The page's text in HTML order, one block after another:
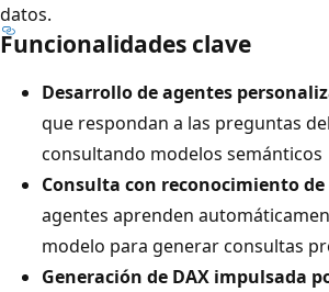
datos.
Funcionalidades clave
Desarrollo de agentes
que respondan a las preguntas
consultando modelos semánticos
Consulta con reconocimiento de
agentes aprenden
modelo para generar consultas
Generación de DAX impulsada